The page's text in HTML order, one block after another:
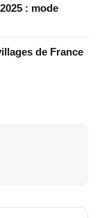
: mode
de France